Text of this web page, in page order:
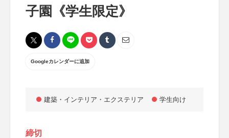
子園《学生限定》
Googleカレンダーに追加
建築・インテリア・エクステリア 学生向け
締切